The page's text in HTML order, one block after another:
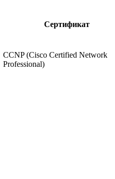
Сертификат
CCNP (Cisco Certified Network
Professional)